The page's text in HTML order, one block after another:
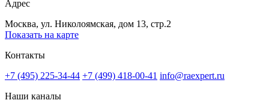
Адрес
Москва, ул. Николоямская, дом 13, стр.2
Показать на карте
Контакты
+7 (495) 225-34-44 +7 (499) 418-00-41 info@raexpert.ru
Наши каналы